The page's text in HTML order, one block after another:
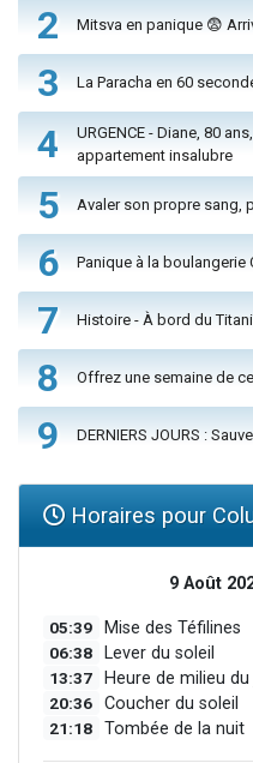
2 Mitsva en panique 😨
3 La Paracha en 60
4
URGENCE - Diane, 80
appartement insalubre
5 Avaler son propre sang,
6 Panique à la boulangerie
7 Histoire - À bord du
8 Offrez une semaine de
9 DERNIERS JOURS :
Horaires pour
9 Août
05:39 Mise des Téfilines
06:38 Lever du soleil
13:37 Heure de milieu
20:36 Coucher du soleil
21:18 Tombée de la nuit